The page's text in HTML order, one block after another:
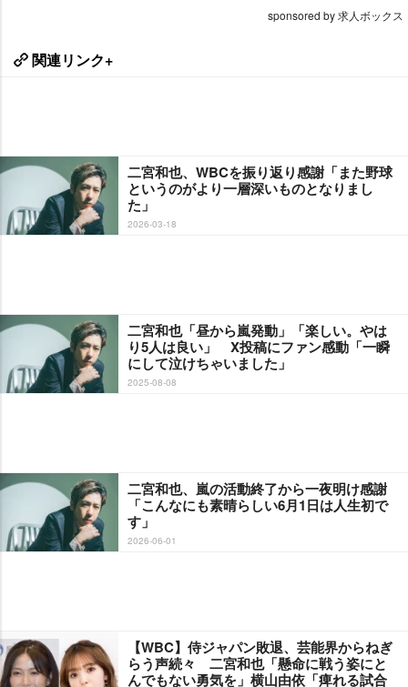
sponsored by 求人ボックス
関連リンク+
二宮和也、WBCを振り返り感謝「また野球
というのがより一層深いものとなりまし
た」
2026-03-18
二宮和也「昼から嵐発動」「楽しい。やは
り5人は良い」 X投稿にファン感動「一瞬
にして泣けちゃいました」
2025-08-08
二宮和也、嵐の活動終了から一夜明け感謝
「こんなにも素晴らしい6月1日は人生初で
す」
2026-06-01
【WBC】侍ジャパン敗退、芸能界からねぎ
らう声続々 二宮和也「懸命に戦う姿にと
んでもない勇気を」横山由依「痺れる試合